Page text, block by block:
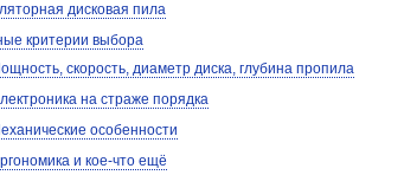
дисковая пила
критерии выбора
скорость, диаметр диска, глубина пропила
на страже порядка
особенности
и кое-что ещё